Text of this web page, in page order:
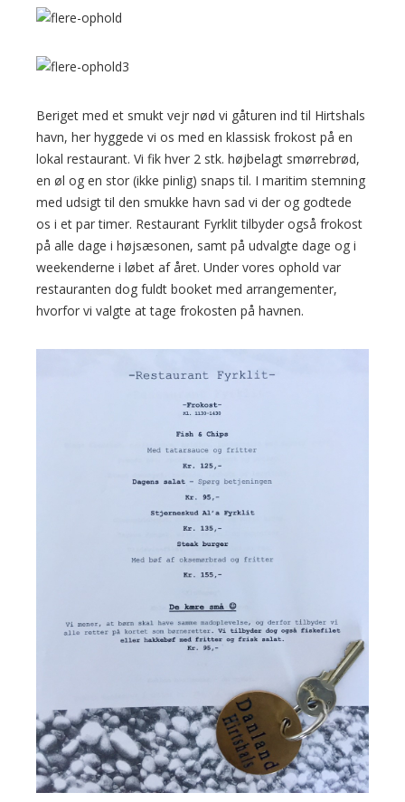
Beriget med et smukt vejr nød vi gåturen ind til Hirtshals
havn, her hyggede vi os med en klassisk frokost på en
lokal restaurant. Vi fik hver 2 stk. højbelagt smørrebrød,
en øl og en stor (ikke pinlig) snaps til. I maritim stemning
med udsigt til den smukke havn sad vi der og godtede
os i et par timer. Restaurant Fyrklit tilbyder også frokost
på alle dage i højsæsonen, samt på udvalgte dage og i
weekenderne i løbet af året. Under vores ophold var
restauranten dog fuldt booket med arrangementer,
hvorfor vi valgte at tage frokosten på havnen.